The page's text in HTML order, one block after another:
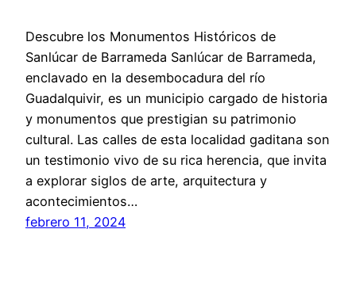
Descubre los Monumentos Históricos de
Sanlúcar de Barrameda Sanlúcar de Barrameda,
enclavado en la desembocadura del río
Guadalquivir, es un municipio cargado de historia
y monumentos que prestigian su patrimonio
cultural. Las calles de esta localidad gaditana son
un testimonio vivo de su rica herencia, que invita
a explorar siglos de arte, arquitectura y
acontecimientos…
febrero 11, 2024